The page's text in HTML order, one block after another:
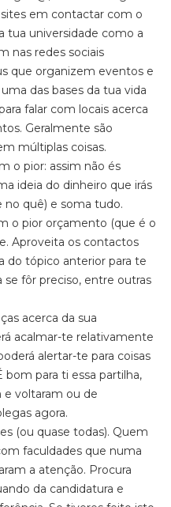
em contactar com o
tua universidade como a
nas redes sociais
que organizem eventos e
das bases da tua vida
falar com locais acerca
Geralmente são
múltiplas coisas.
o pior: assim não és
ideia do dinheiro que irás
quê) e soma tudo.
o pior orçamento (que é o
Aproveita os contactos
do tópico anterior para te
se fôr preciso, entre outras
acerca da sua
acalmar-te relativamente
alertar-te para coisas
para ti essa partilha,
e voltaram ou de
agora.
(ou quase todas). Quem
faculdades que numa
a atenção. Procura
da candidatura e